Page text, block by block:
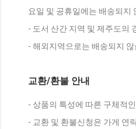
요일 및 공휴일에는 배송되지
- 도서 산간 지역 및 제주도의
- 해외지역으로는 배송되지 않
교환/환불 안내
- 상품의 특성에 따른 구체적
- 교환 및 환불신청은 가게 연